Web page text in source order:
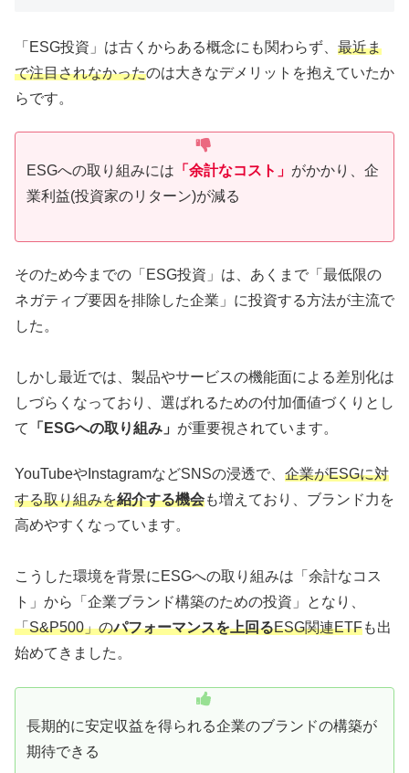
「ESG投資」は古くからある概念にも関わらず、 最近ま
で注目されなかったのは大きなデメリットを抱えていたか
らです。
ESGへの取り組みには 「余計なコスト」 がかかり、企
業利益(投資家のリターン)が減る
そのため今までの「ESG投資」は、あくまで「最低限の
ネガティブ要因を排除した企業」に投資する方法が主流で
した。
しかし最近では、製品やサービスの機能面による差別化は
しづらくなっており、選ばれるための付加価値づくりとし
て
「ESGへの取り組み」 が重要視されています。
YouTubeやInstagramなどSNSの浸透で、 企業がESGに対
する取り組みを紹介する機会も増えており、ブランド力を
高めやすくなっています。
こうした環境を背景にESGへの取り組みは「余計なコス
ト」から「企業ブランド構築のための投資」となり、
「S&P500」のパフォーマンスを上回るESG関連ETFも出
始めてきました。
長期的に安定収益を得られる企業のブランドの構築が
期待できる